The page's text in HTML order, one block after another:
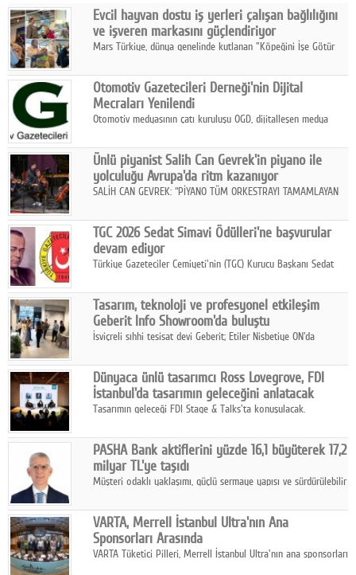
Facebook
Diziler
Karikatür
Youtube
Polemik
Reklam
Yazarlar
Künye
SOSYAL MEDYA
Facebook
Twitter
Google Plus
© 2026 TÜM HAKLARI SAKLIDIR
Evcil hayvan dostu iş yerleri çalışan bağlılığını
ve işveren markasını güçlendiriyor
Mars Türkiye, dünya genelinde kutlanan "Köpeğini İşe Götür
çalışan bağlılığı, iyi olma hali ve işveren markası üzerindeki
etkisine dikkat çekti.
Otomotiv Gazetecileri Derneği'nin Dijital
Mecraları Yenilendi
Otomotiv medyasının çatı kuruluşu OGD, dijitalleşen medya
hedefiyle internet sitesini ve sosyal medya kanallarını yeniledi.
Ünlü piyanist Salih Can Gevrek'in piyano ile
yolculuğu Avrupa'da ritm kazanıyor
SALİH CAN GEVREK: “PİYANO TÜM ORKESTRAYI TAMAMLAYAN
ETKİ YARATIYOR"
TGC 2026 Sedat Simavi Ödülleri'ne başvurular
devam ediyor
Türkiye Gazeteciler Cemiyeti'nin (TGC) Kurucu Başkanı Sedat
Tasarım, teknoloji ve profesyonel etkileşim
Geberit Info Showroom'da buluştu
İsviçreli sıhhi tesisat devi Geberit; Etiler Nisbetiye ON'da
ortaklığıyla özel bir davete ev sahipliği yaptı.
Dünyaca ünlü tasarımcı Ross Lovegrove, FDI
İstanbul'da tasarımın geleceğini anlatacak
Tasarımın geleceği FDI Stage & Talks'ta konuşulacak.
PASHA Bank aktiflerini yüzde 16,1 büyüterek 17,2
milyar TL'ye taşıdı
Müşteri odaklı yaklaşımı, güçlü sermaye yapısı ve sürdürülebilir
yılının ilk yarısında güçlü finansal performansını korudu.
VARTA, Merrell İstanbul Ultra'nın Ana
Sponsorları Arasında
VARTA Tüketici Pilleri, Merrell İstanbul Ultra'nın ana sponsorları